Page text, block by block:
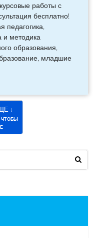
работы с
бесплатно!
педагогика,
и методика
образования,
младшие
↓
ЧТОБЫ